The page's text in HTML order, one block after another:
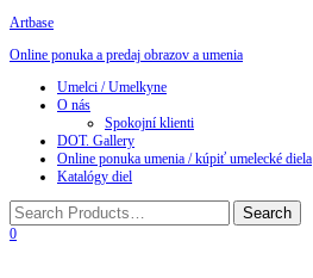
Artbase
Online ponuka a predaj obrazov a umenia
Toggle
navigation
Umelci / Umelkyne
O nás
Spokojní klienti
DOT. Gallery
Online ponuka umenia / kúpiť umelecké diela
Katalógy diel
0